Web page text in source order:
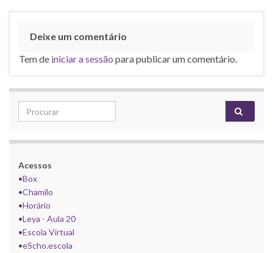
Deixe um comentário
Tem de iniciar a sessão para publicar um comentário.
Search for:
Acessos
•Box
•Chamilo
•Horário
•Leya - Aula 20
•Escola Virtual
•eScho.escola